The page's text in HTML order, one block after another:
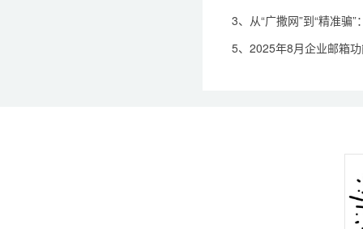
3、从“广撒网”到“精准骗
5、2025年8月企业邮箱